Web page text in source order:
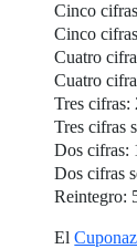
Cinco
Cinco
Cuatro
Cuatro
Tres cifras:
Tres cifras
Dos cifras:
Dos cifras
Reintegro:
El